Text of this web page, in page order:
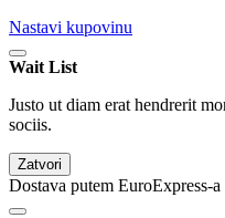
Nastavi kupovinu
Wait List
Justo ut diam erat hendrerit
sociis.
Zatvori
Dostava putem EuroExpress-a